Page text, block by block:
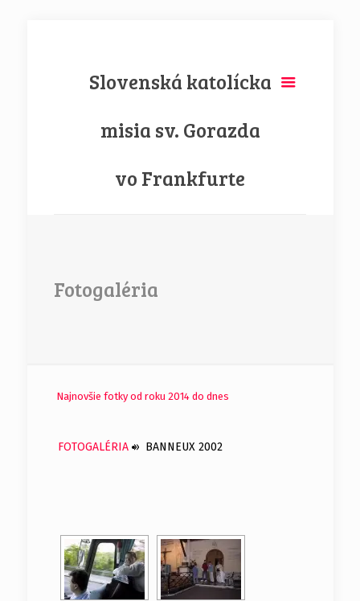
Slovenská katolícka
misia sv. Gorazda
vo Frankfurte
Fotogaléria
Najnovšie fotky od roku 2014 do dnes
FOTOGALÉRIA » BANNEUX 2002